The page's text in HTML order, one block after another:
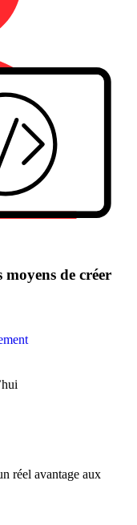
de créer
réel avantage aux